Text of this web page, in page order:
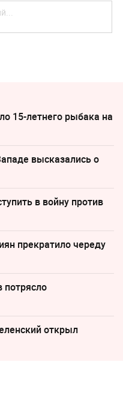
15-летнего рыбака на
высказались о
в войну против
прекратило череду
потрясло
открыл